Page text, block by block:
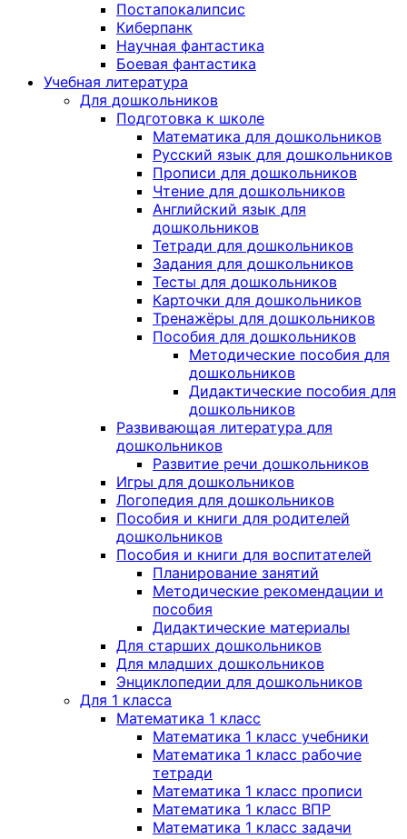
Постапокалипсис
Киберпанк
Научная фантастика
Боевая фантастика
Учебная литература
Для дошкольников
Подготовка к школе
Математика для дошкольников
Русский язык для дошкольников
Прописи для дошкольников
Чтение для дошкольников
Английский язык для
дошкольников
Тетради для дошкольников
Задания для дошкольников
Тесты для дошкольников
Карточки для дошкольников
Тренажёры для дошкольников
Пособия для дошкольников
Методические пособия для
дошкольников
Дидактические пособия для
дошкольников
Развивающая литература для
дошкольников
Развитие речи дошкольников
Игры для дошкольников
Логопедия для дошкольников
Пособия и книги для родителей
дошкольников
Пособия и книги для воспитателей
Планирование занятий
Методические рекомендации и
пособия
Дидактические материалы
Для старших дошкольников
Для младших дошкольников
Энциклопедии для дошкольников
Для 1 класса
Математика 1 класс
Математика 1 класс учебники
Математика 1 класс рабочие
тетради
Математика 1 класс прописи
Математика 1 класс ВПР
Математика 1 класс задачи